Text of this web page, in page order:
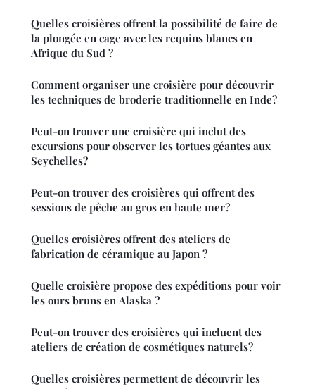
Quelles croisières offrent la possibilité de faire de
la plongée en cage avec les requins blancs en
Afrique du Sud ?
Comment organiser une croisière pour découvrir
les techniques de broderie traditionnelle en Inde?
Peut-on trouver une croisière qui inclut des
excursions pour observer les tortues géantes aux
Seychelles?
Peut-on trouver des croisières qui offrent des
sessions de pêche au gros en haute mer?
Quelles croisières offrent des ateliers de
fabrication de céramique au Japon ?
Quelle croisière propose des expéditions pour voir
les ours bruns en Alaska ?
Peut-on trouver des croisières qui incluent des
ateliers de création de cosmétiques naturels?
Quelles croisières permettent de découvrir les